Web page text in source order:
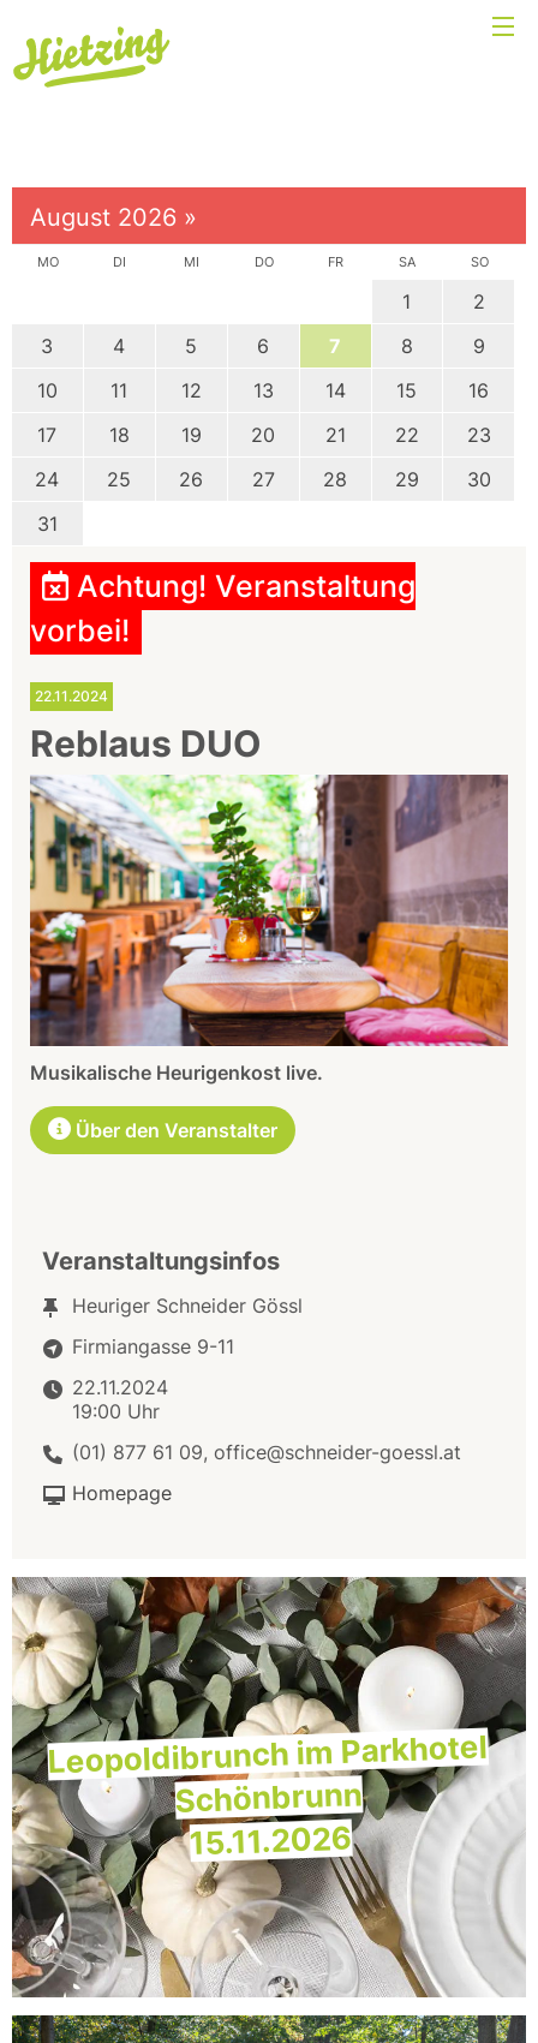
August 2026 »
MO DI MI DO FR SA SO
1
2
3
4 5 6 7 8
9
10
11 12 13 14 15
16
17
18 19 20 21 22
23
24
25 26 27 28 29
30
31
Achtung! Veranstaltung
vorbei!
22.11.2024
Reblaus DUO
Musikalische Heurigenkost live.
Über den Veranstalter
Veranstaltungsinfos
Heuriger Schneider Gössl
Firmiangasse 9-11
22.11.2024
19:00 Uhr
(01) 877 61 09, office@schneider-goessl.at
Homepage
Leopoldibrunch im Parkhotel
Schönbrunn
15.11.2026